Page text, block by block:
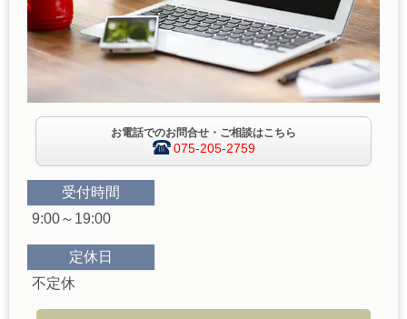
お電話でのお問合せ・ご相談はこちら
075-205-2759
受付時間
9:00～19:00
定休日
不定休